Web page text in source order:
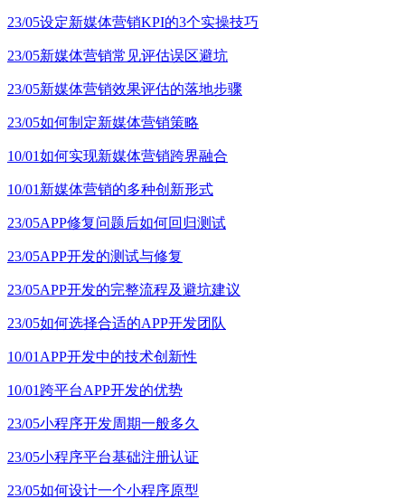
23/05设定新媒体营销KPI的3个实操技巧
23/05新媒体营销常见评估误区避坑
23/05新媒体营销效果评估的落地步骤
23/05如何制定新媒体营销策略
10/01如何实现新媒体营销跨界融合
10/01 新媒体营销的多种创新形式
23/05APP修复问题后如何回归测试
23/05APP开发的测试与修复
23/05APP开发的完整流程及避坑建议
23/05如何选择合适的APP开发团队
10/01 APP开发中的技术创新性
10/01 跨平台APP开发的优势
23/05小程序开发周期一般多久
23/05小程序平台基础注册认证
23/05如何设计一个小程序原型